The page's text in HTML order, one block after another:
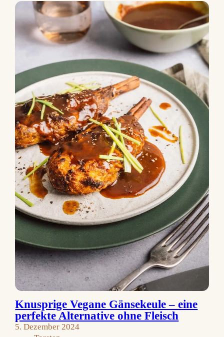
Knusprige Vegane Gänsekeule – eine
perfekte Alternative ohne Fleisch
5. Dezember 2024